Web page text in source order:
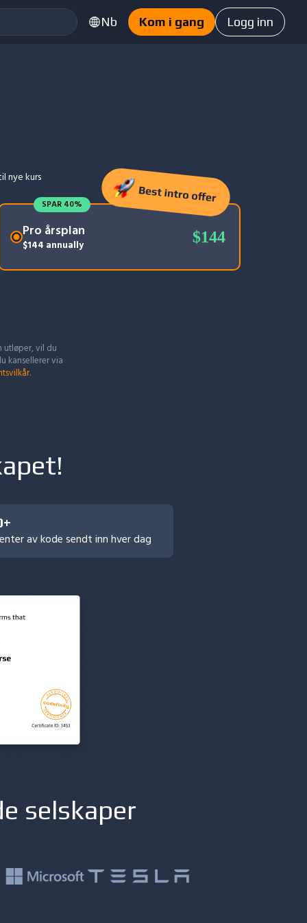
Nb Kom i gang Logg inn
nye kurs
Pro årsplan
$144 annually $144
SPAR 40%
utløper, vil du
kansellerer via
.
av kodesendt inn hver dag
selskaper